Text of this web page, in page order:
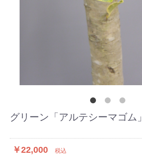
グリーン「アルテシーマゴム」
￥22,000 税込